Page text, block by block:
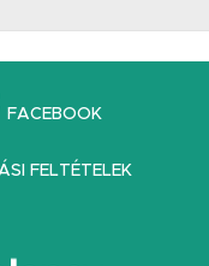
FACEBOOK
FELTÉTELEK